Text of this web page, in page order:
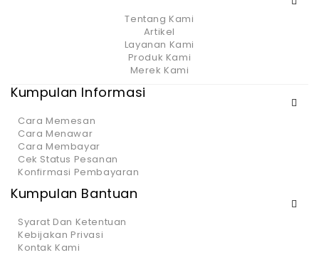
Tentang Kami
Artikel
Layanan Kami
Produk Kami
Merek Kami
Kumpulan Informasi
Cara Memesan
Cara Menawar
Cara Membayar
Cek Status Pesanan
Konfirmasi Pembayaran
Kumpulan Bantuan
Syarat Dan Ketentuan
Kebijakan Privasi
Kontak Kami